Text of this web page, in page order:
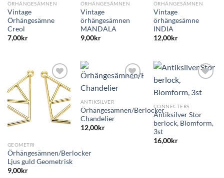
ÖRHÄNGESÄMNEN
Vintage
Örhängesämne
Creol
7,00kr
ÖRHÄNGESÄMNEN
Vintage
örhängesämnen
MANDALA
9,00kr
ÖRHÄNGESÄMNEN
Vintage
örhängesämne
INDIA
12,00kr
GEOMETRI
Örhängesämnen/Berlocker
Ljus guld Geometrisk
9,00kr
ANTIKSILVER
Örhängesämnen/Berlocker
Chandelier
12,00kr
CONNECTERS
Antiksilver Stor
berlock, Blomform,
3st
16,00kr